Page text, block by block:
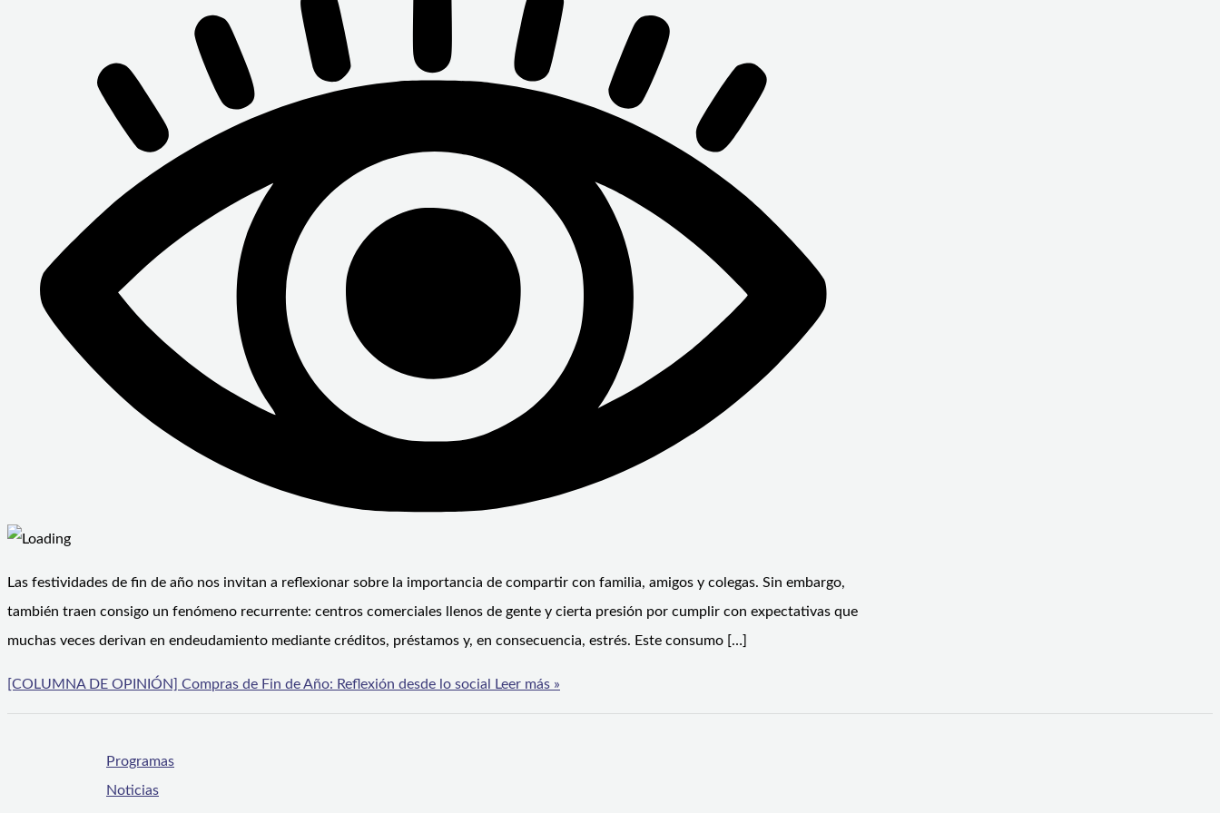
Las festividades de fin de año nos invitan a reflexionar sobre la importancia de compartir con familia, amigos y colegas. Sin embargo,
también traen consigo un fenómeno recurrente: centros comerciales llenos de gente y cierta presión por cumplir con expectativas que
muchas veces derivan en endeudamiento mediante créditos, préstamos y, en consecuencia, estrés. Este consumo […]
[COLUMNA DE OPINIÓN] Compras de Fin de Año: Reflexión desde lo social Leer más »
Programas
Noticias